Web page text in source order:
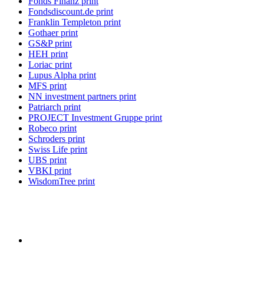
Fondsdiscount.de print
Franklin Templeton print
Gothaer print
GS&P print
HEH print
Loriac print
Lupus Alpha print
MFS print
NN investment partners print
Patriarch print
PROJECT Investment Gruppe print
Robeco print
Schroders print
Swiss Life print
UBS print
VBKI print
WisdomTree print